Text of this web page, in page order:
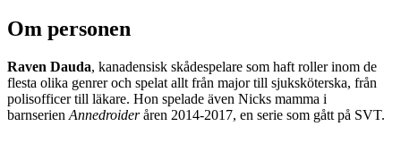
Om personen
Raven Dauda, kanadensisk skådespelare som haft roller inom de
flesta olika genrer och spelat allt från major till sjuksköterska, från
polisofficer till läkare. Hon spelade även Nicks mamma i
barnserien Annedroideråren 2014-2017, en serie som gått på SVT.